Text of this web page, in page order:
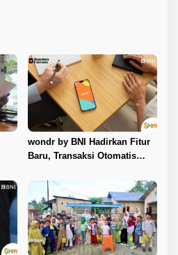
wondr by BNI Hadirkan Fitur
Baru, Transaksi Otomatis
Telepon